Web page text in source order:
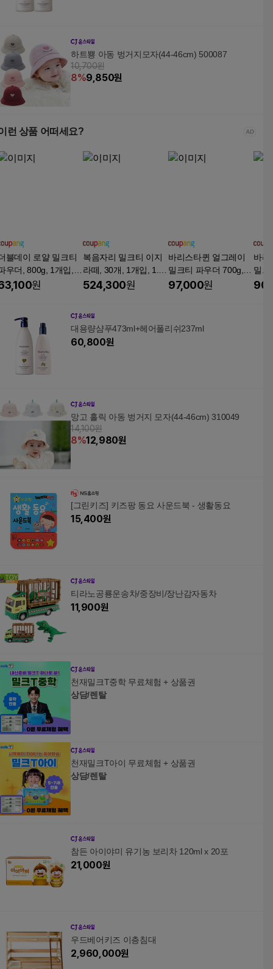
하트뿅 아동 벙거지모자(44-46cm) 500087
10,700원
8%9,850원
런 상품 어떠세요?
블데이 로얄 밀크티
우더, 800g, 1개입, 5
원
복음자리 밀크티 이지
라떼, 30개, 1개입, 1.8k
g
524,300원
바리스타퀸 얼그레이
밀크티 파우더 700g, 7
00g, 1개입, 10개
97,000원
바리
밀크
00g,
대용량샴푸473ml+헤어폴리쉬237ml
60,800원
망고 홀릭 아동 벙거지 모자(44-46cm) 310049
14,100원
8%12,980원
[그린키즈] 키즈팡 동요 사운드북 - 생활동요
15,400원
티라노공룡운송차/중장비/장난감자동차
11,900원
천재밀크T중학 무료체험 + 상품권
상담/렌탈
천재밀크T아이 무료체험 + 상품권
상담/렌탈
참든 아이야미 유기농 보리차 120ml x 20포
21,000원
우드베어키즈 이층침대
2,960,000원